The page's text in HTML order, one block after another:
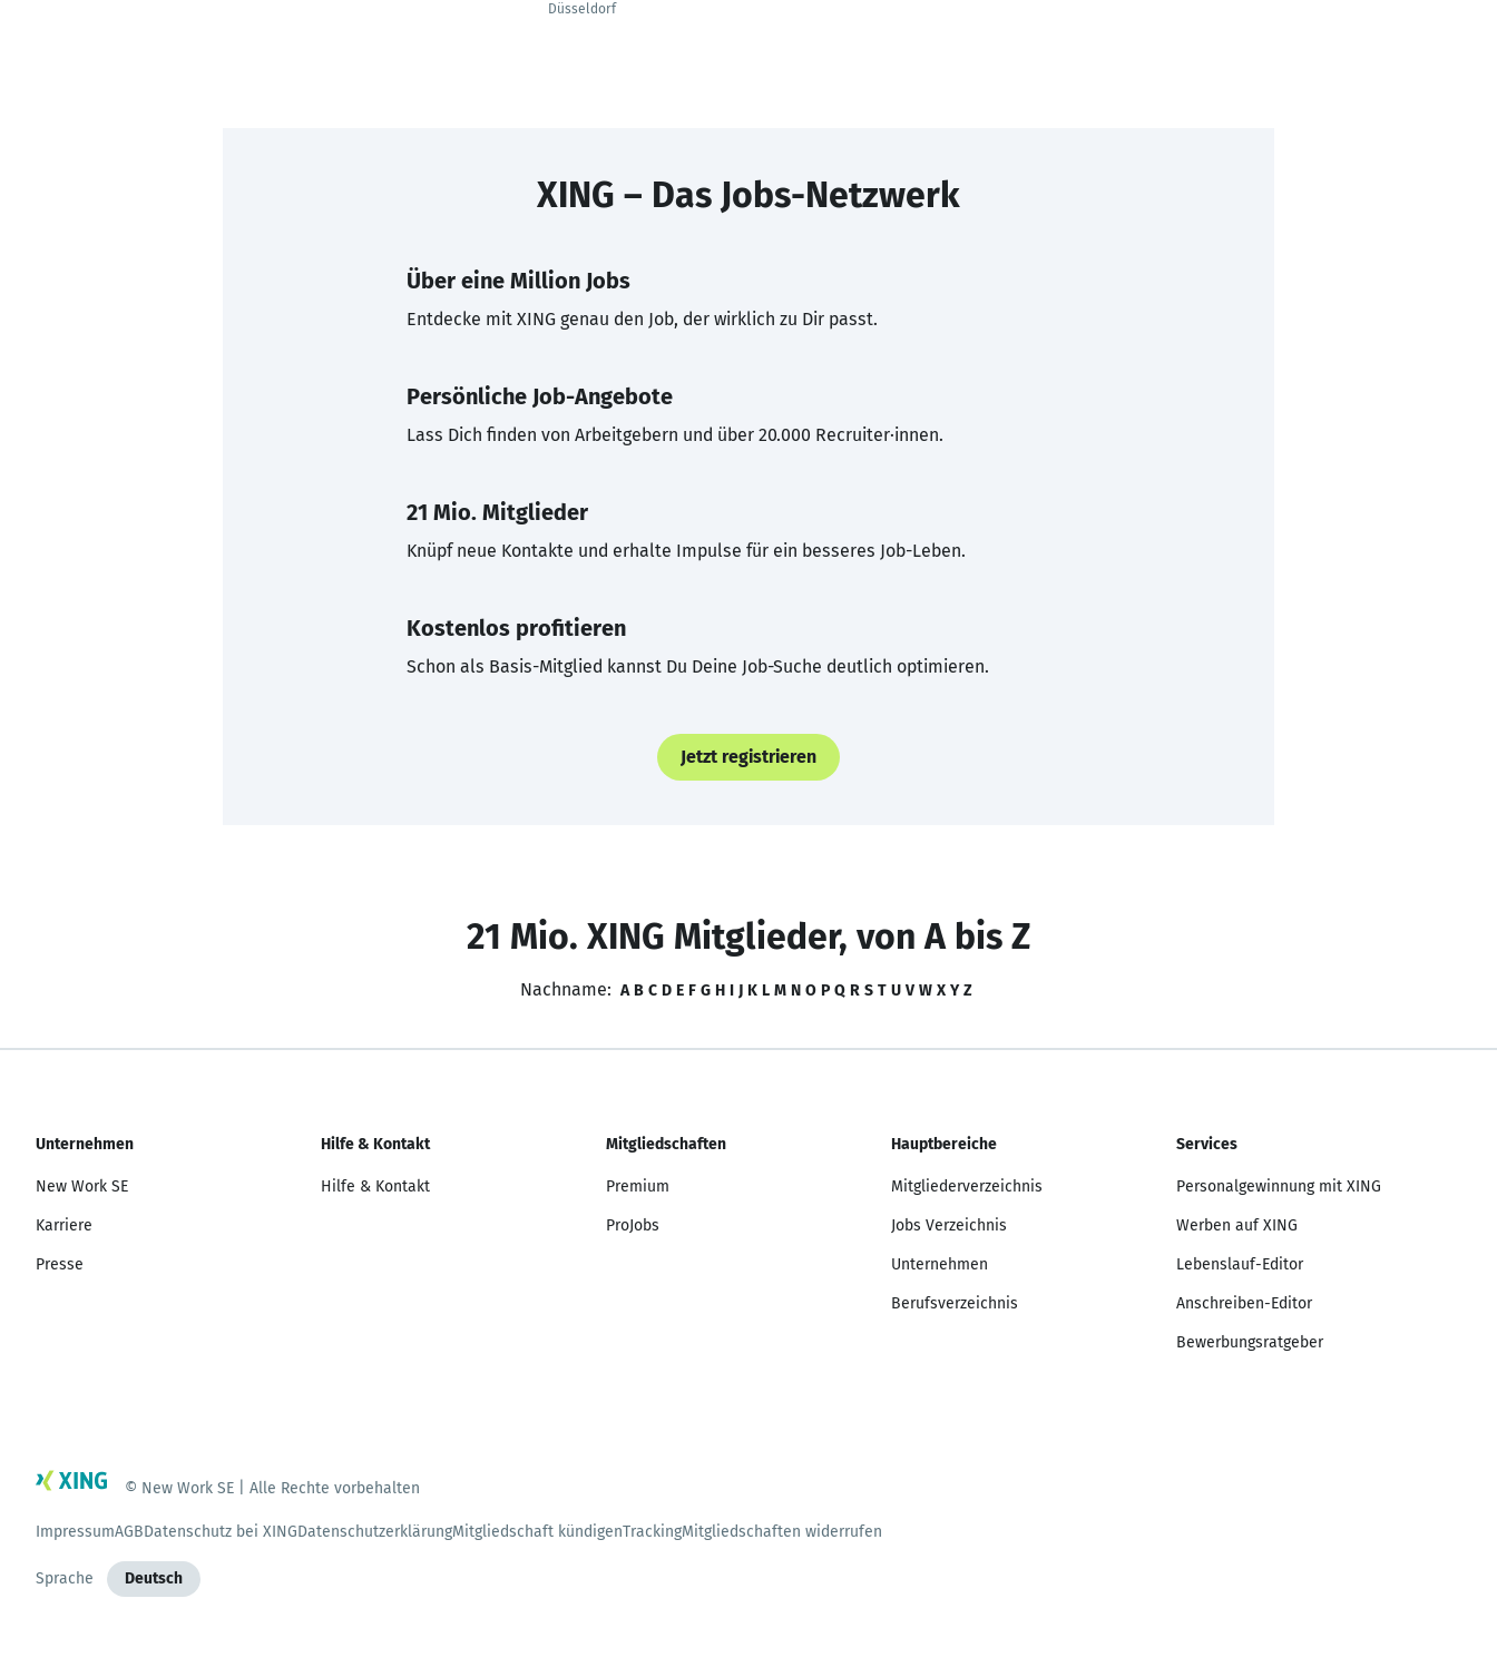
Düsseldorf
XING – Das Jobs-Netzwerk
Über eine Million Jobs
Entdecke mit XING genau den Job, der wirklich zu Dir passt.
Persönliche Job-Angebote
Lass Dich finden von Arbeitgebern und über 20.000 Recruiter·innen.
21 Mio. Mitglieder
Knüpf neue Kontakte und erhalte Impulse für ein besseres Job-Leben.
Kostenlos profitieren
Schon als Basis-Mitglied kannst Du Deine Job-Suche deutlich optimieren.
Jetzt registrieren
21 Mio. XING Mitglieder, von A bis Z
Nachname: A B C D E F G H I J K L M N O P Q R S T U V W X Y Z
Unternehmen
New Work SE
Karriere
Presse
Hilfe & Kontakt
Hilfe & Kontakt
Mitgliedschaften
Premium
ProJobs
Hauptbereiche
Mitgliederverzeichnis
Jobs Verzeichnis
Unternehmen
Berufsverzeichnis
Services
Personalgewinnung mit XING
Werben auf XING
Lebenslauf-Editor
Anschreiben-Editor
Bewerbungsratgeber
© New Work SE | Alle Rechte vorbehalten
ImpressumAGBDatenschutz bei XINGDatenschutzerklärungMitgliedschaft kündigenTrackingMitgliedschaften widerrufen
Sprache Deutsch